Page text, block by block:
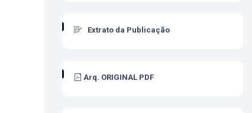
Extrato da Publicação
Arq. ORIGINAL PDF